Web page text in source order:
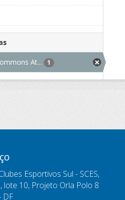
At... 1
Esportivos Sul - SCES,
lote 10, Projeto Orla Polo 8
DF